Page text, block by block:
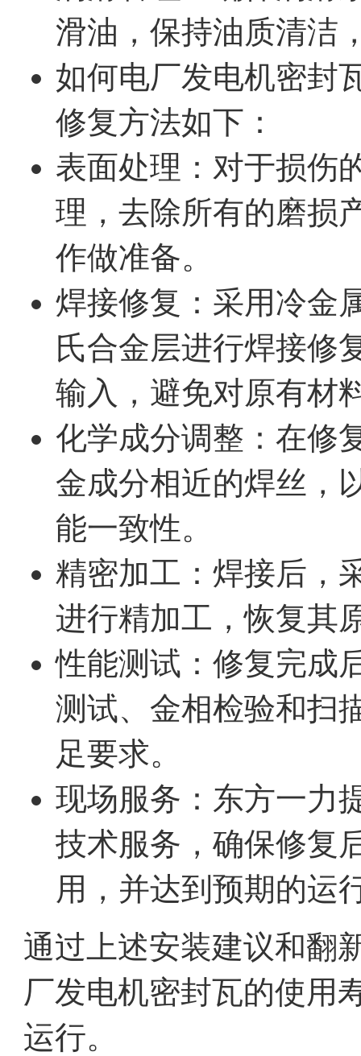
滑油，保持油质清洁
如何电厂发电机密封
修复方法如下：
表面处理：对于损伤
理，去除所有的磨损
作做准备。
焊接修复：采用冷金
氏合金层进行焊接修
输入，避免对原有材
化学成分调整：在修
金成分相近的焊丝，
能一致性。
精密加工：焊接后，
进行精加工，恢复其
性能测试：修复完成
测试、金相检验和扫
足要求。
现场服务：东方一力
技术服务，确保修复
用，并达到预期的运
通过上述安装建议和翻
厂发电机密封瓦的使用
运行。